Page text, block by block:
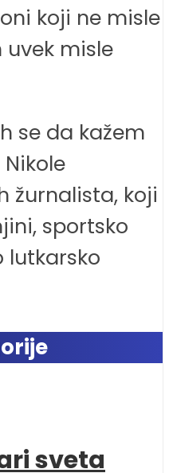
koji ne misle
misle
se da kažem
žurnalista, koji
sportsko
lutkarsko
sveta